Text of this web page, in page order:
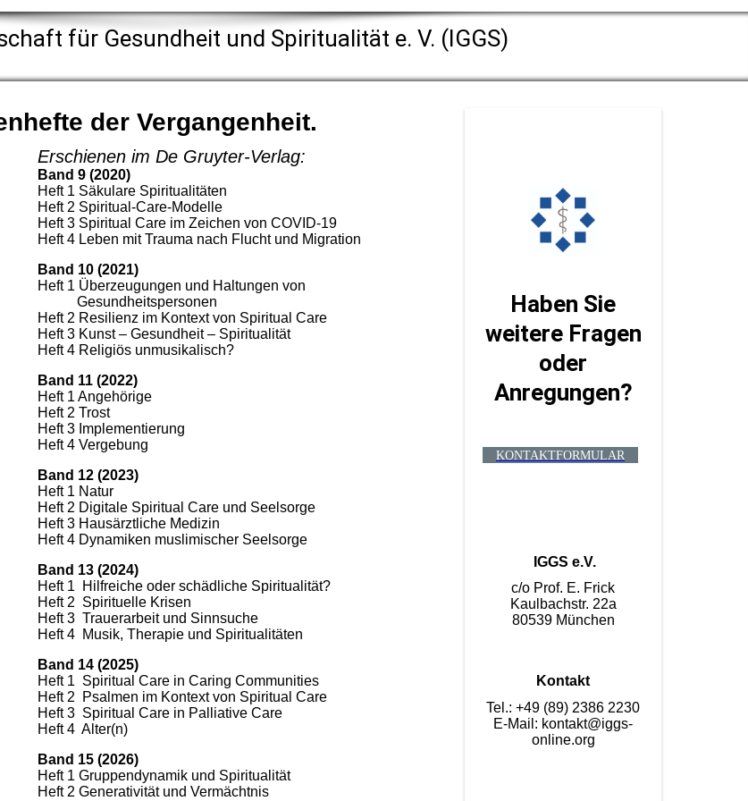
für Gesundheit und Spiritualität e. V. (IGGS)
der Vergangenheit.
Erschienen im De Gruyter-Verlag:
Band 9 (2020)
Heft 1 Säkulare Spiritualitäten
Heft 2 Spiritual-Care-Modelle
Heft 3 Spiritual Care im Zeichen von COVID-19
Heft 4 Leben mit Trauma nach Flucht und Migration
Band 10 (2021)
Heft 1 Überzeugungen und Haltungen von
Gesundheitspersonen
Heft 2 Resilienz im Kontext von Spiritual Care
Heft 3 Kunst – Gesundheit – Spiritualität
Heft 4 Religiös unmusikalisch?
Band 11 (2022)
Heft 1 Angehörige
Heft 2 Trost
Heft 3 Implementierung
Heft 4 Vergebung
Band 12 (2023)
Heft 1 Natur
Heft 2 Digitale Spiritual Care und Seelsorge
Heft 3 Hausärztliche Medizin
Heft 4 Dynamiken muslimischer Seelsorge
Band 13 (2024)
Heft 1 Hilfreiche oder schädliche Spiritualität?
Heft 2 Spirituelle Krisen
Heft 3 Trauerarbeit und Sinnsuche
Heft 4 Musik, Therapie und Spiritualitäten
Band 14 (2025)
Heft 1 Spiritual Care in Caring Communities
Heft 2 Psalmen im Kontext von Spiritual Care
Heft 3 Spiritual Care in Palliative Care
Heft 4 Alter(n)
Band 15 (2026)
Heft 1 Gruppendynamik und Spiritualität
Heft 2 Generativität und Vermächtnis
Haben Sie
weitere Fragen
oder
Anregungen?
KONTAKTFORMULAR
IGGS e.V.
c/o Prof. E. Frick
Kaulbachstr. 22a
80539 München
Kontakt
Tel.: +49 (89) 2386 2230
E-Mail: kontakt@iggs-
online.org